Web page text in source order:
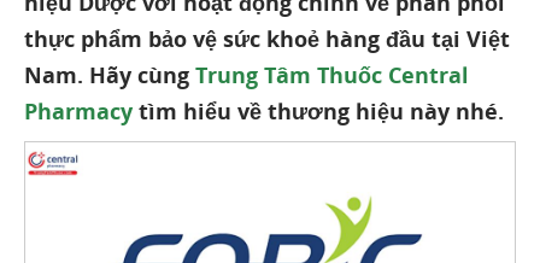
thực phẩm bảo vệ sức khoẻ hàng đầu tại Việt
Nam. Hãy cùng Trung Tâm Thuốc Central
Pharmacy tìm hiểu về thương hiệu này nhé.